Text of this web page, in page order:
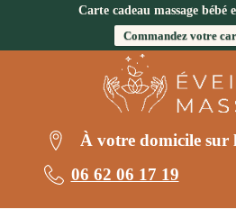
Carte cadeau massage bébé
Commandez votre
À votre domicile sur
06 62 06 17 19